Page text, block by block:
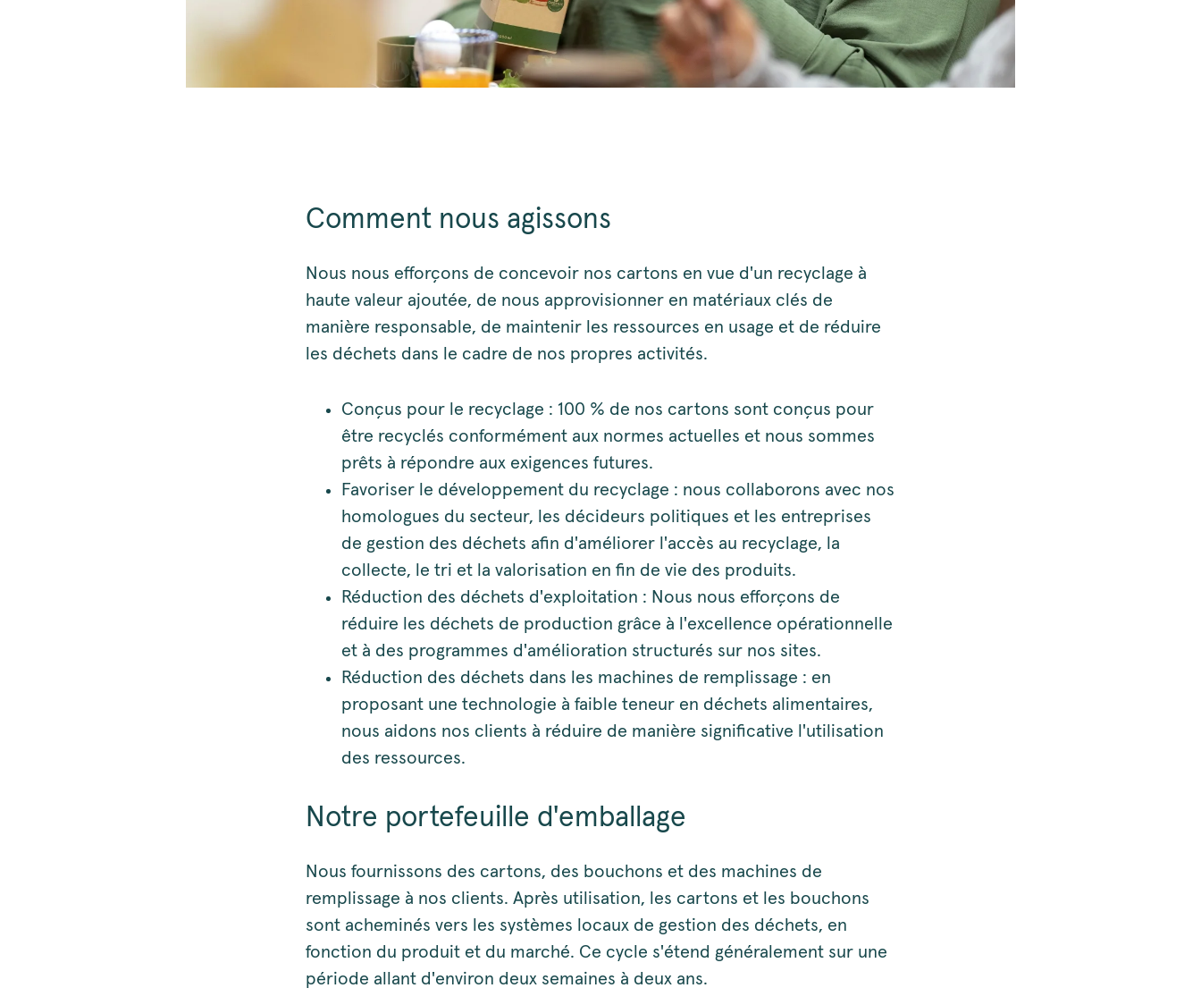
Comment nous agissons
Nous nous efforçons de concevoir nos cartons en vue d'un recyclage à
haute valeur ajoutée, de nous approvisionner en matériaux clés de
manière responsable, de maintenir les ressources en usage et de réduire
les déchets dans le cadre de nos propres activités.
Conçus pour le recyclage : 100 % de nos cartons sont conçus pour
être recyclés conformément aux normes actuelles et nous sommes
prêts à répondre aux exigences futures.
Favoriser le développement du recyclage : nous collaborons avec nos
homologues du secteur, les décideurs politiques et les entreprises
de gestion des déchets afin d'améliorer l'accès au recyclage, la
collecte, le tri et la valorisation en fin de vie des produits.
Réduction des déchets d'exploitation : Nous nous efforçons de
réduire les déchets de production grâce à l'excellence opérationnelle
et à des programmes d'amélioration structurés sur nos sites.
Réduction des déchets dans les machines de remplissage : en
proposant une technologie à faible teneur en déchets alimentaires,
nous aidons nos clients à réduire de manière significative l'utilisation
des ressources.
Notre portefeuille d'emballage
Nous fournissons des cartons, des bouchons et des machines de
remplissage à nos clients. Après utilisation, les cartons et les bouchons
sont acheminés vers les systèmes locaux de gestion des déchets, en
fonction du produit et du marché. Ce cycle s'étend généralement sur une
période allant d'environ deux semaines à deux ans.